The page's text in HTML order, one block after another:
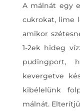
A málnát egy
cukrokat, lime
amikor
1-2ek hideg
pudingport,
kevergetve
kibélelünk
málnát.